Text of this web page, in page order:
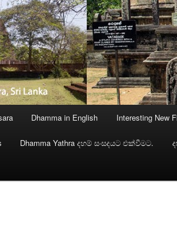
Dhamma in English Interesting New
Dhamma Yathra දහම් සංසදයට එක්වීමට.